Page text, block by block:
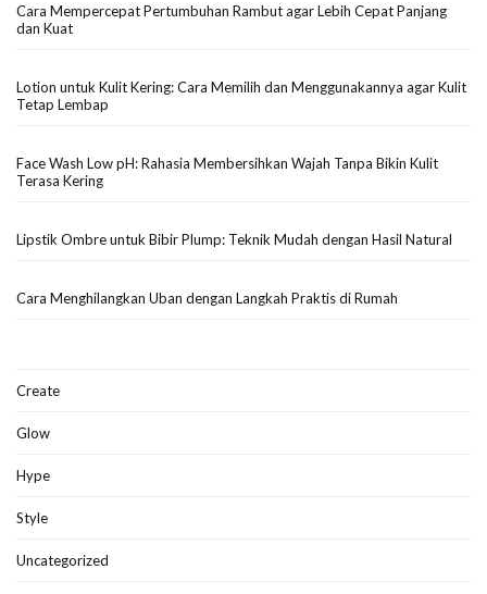
Cara Mempercepat Pertumbuhan Rambut agar Lebih Cepat Panjang
dan Kuat
Lotion untuk Kulit Kering: Cara Memilih dan Menggunakannya agar Kulit
Tetap Lembap
Face Wash Low pH: Rahasia Membersihkan Wajah Tanpa Bikin Kulit
Terasa Kering
Lipstik Ombre untuk Bibir Plump: Teknik Mudah dengan Hasil Natural
Cara Menghilangkan Uban dengan Langkah Praktis di Rumah
Create
Glow
Hype
Style
Uncategorized